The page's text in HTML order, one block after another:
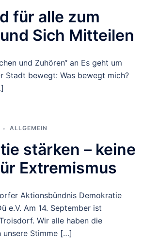
für alle zum
Sich Mitteilen
und Zuhören“ an Es geht um
Stadt bewegt: Was bewegt mich?
ALLGEMEIN
stärken – keine
Extremismus
Aktionsbündnis Demokratie
e.V. Am 14. September ist
Wir alle haben die
unsere Stimme […]